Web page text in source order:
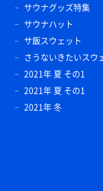
サウナグッズ特集
サウナハット
サ飯スウェット
さうないきたいスウ
2021年 夏 その1
2021年 夏 その1
2021年 冬